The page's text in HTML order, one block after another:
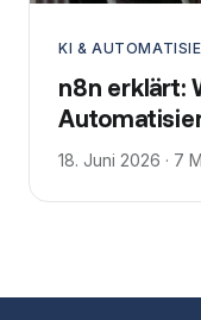
KI &
n8n erklärt:
18. Juni 2026 · 7